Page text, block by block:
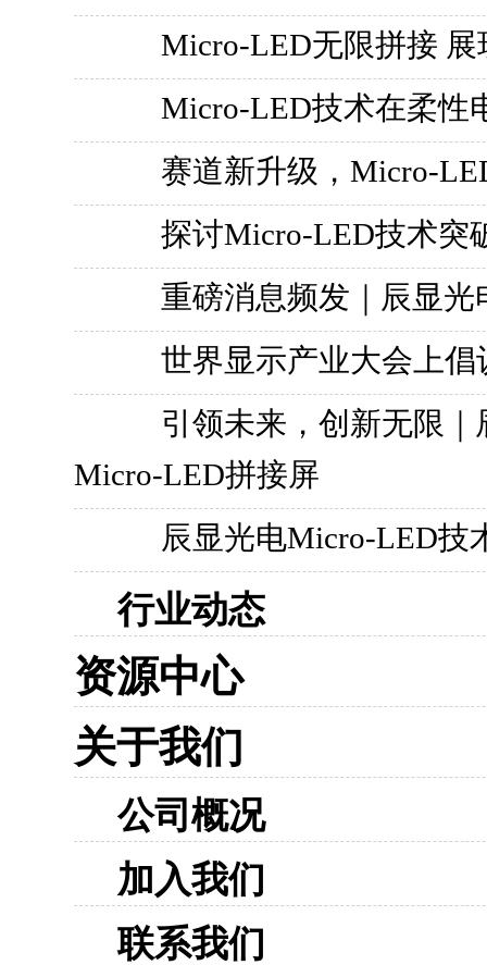
Micro-LED无限拼接 展
Micro-LED技术在柔性
赛道新升级，Micro-
探讨Micro-LED技术突
重磅消息频发｜辰显
世界显示产业大会上
引领未来，创新无限｜
Micro-LED拼接屏
辰显光电Micro-LED技
行业动态
资源中心
关于我们
公司概况
加入我们
联系我们